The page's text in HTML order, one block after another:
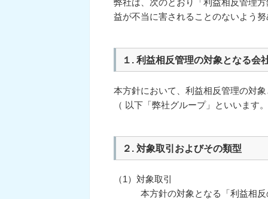
弊社は、次のとおり「利益相反管理
益が不当に害されることのないよう
１. 利益相反管理の対象となる会
本方針において、利益相反管理の対
（ 以下「弊社グループ」といいます
２. 対象取引およびその類型
（1）対象取引
本方針の対象となる「利益相